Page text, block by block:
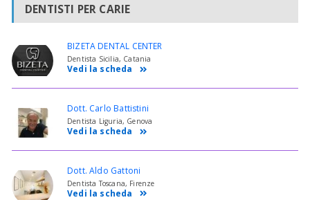
DENTISTI PER CARIE
BIZETA DENTAL CENTER
Dentista Sicilia, Catania
Vedi la scheda
Dott. Carlo Battistini
Dentista Liguria, Genova
Vedi la scheda
Dott. Aldo Gattoni
Dentista Toscana, Firenze
Vedi la scheda